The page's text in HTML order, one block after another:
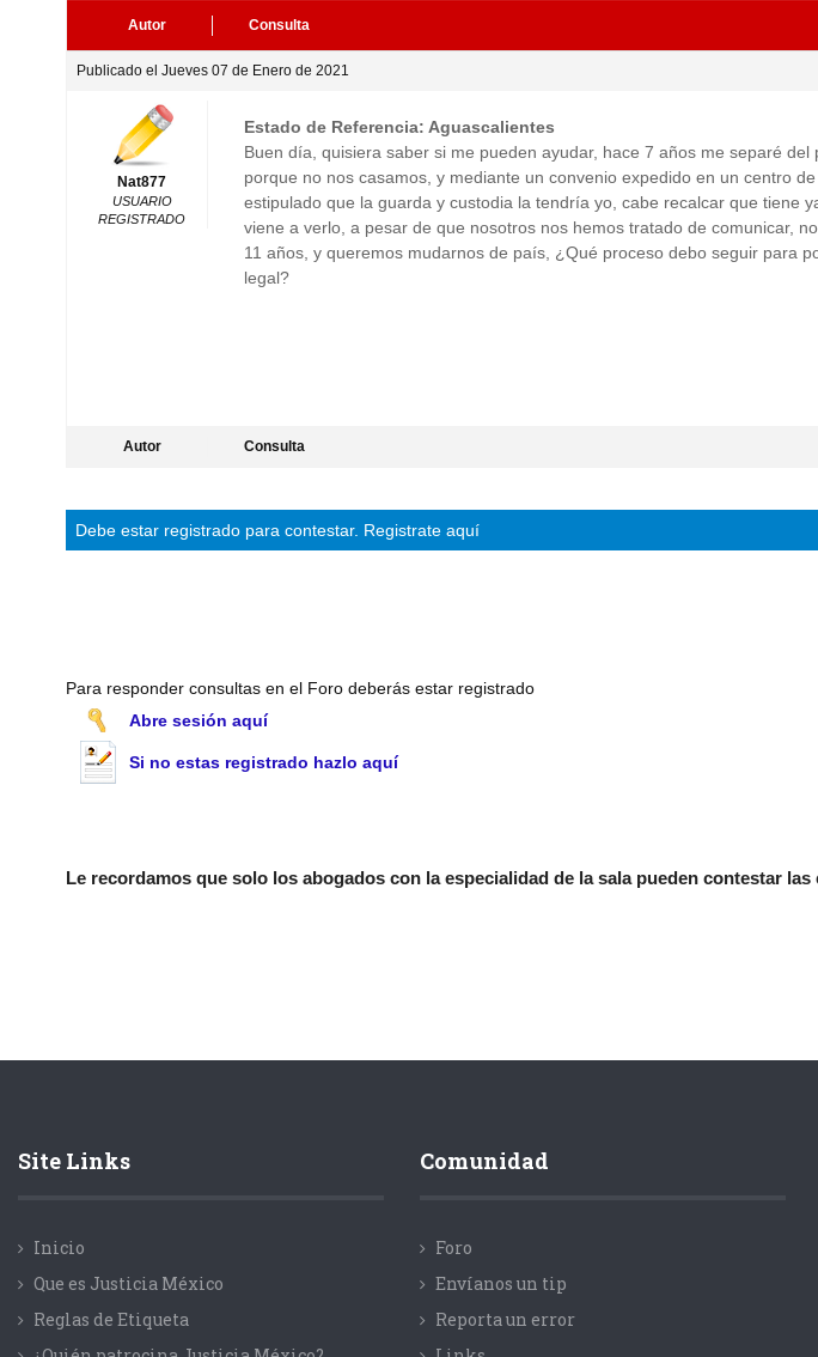
Autor Consulta
Publicado el Jueves 07 de Enero de 2021
Nat877
USUARIO
REGISTRADO
Estado de Referencia: Aguascalientes
Buen día, quisiera saber si me pueden ayudar, hace 7 años me separé del
porque no nos casamos, y mediante un convenio expedido en un centro
estipulado que la guarda y custodia la tendría yo, cabe recalcar que tiene
viene a verlo, a pesar de que nosotros nos hemos tratado de comunicar,
11 años, y queremos mudarnos de país, ¿Qué proceso debo seguir para
legal?
Autor Consulta
Debe estar registrado para contestar. Registrate aquí
Para responder consultas en el Foro deberás estar registrado
Abre sesión aquí
Si no estas registrado hazlo aquí
Le recordamos que solo los abogados con la especialidad de la sala pueden contestar las
Site Links
Inicio
Que es Justicia México
Reglas de Etiqueta
Comunidad
Foro
Envíanos un tip
Reporta un error